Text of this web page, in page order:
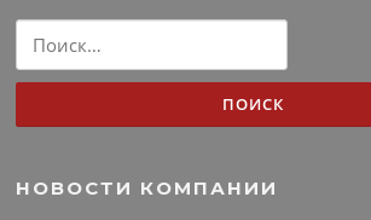
НОВОСТИ КОМПАНИИ